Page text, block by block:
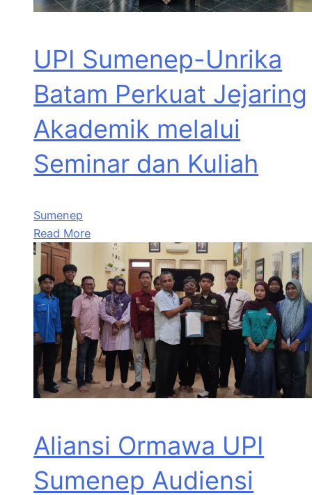
UPI Sumenep-Unrika
Batam Perkuat Jejaring
Akademik melalui
Seminar dan Kuliah
Sumenep
Read More
Aliansi Ormawa UPI
Sumenep Audiensi